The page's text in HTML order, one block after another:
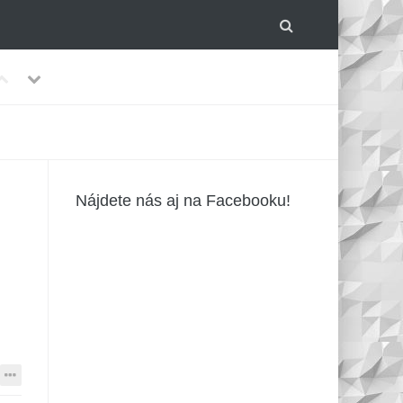
PreviousNext
Nájdete nás aj na Facebooku!